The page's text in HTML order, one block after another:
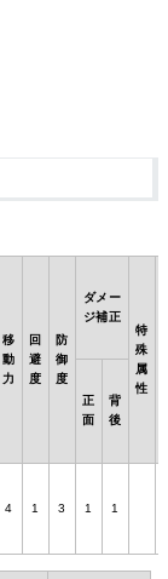
移
動
力
回
避
度
防
御
度
ダメー
ジ補正
特
殊
属
性
正
面
背
後
4 1 3 1 1